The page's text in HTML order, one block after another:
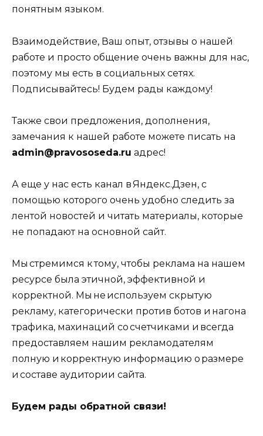
понятным языком.
Взаимодействие, Ваш опыт, отзывы о нашей
работе и просто общение очень важны для нас,
поэтому мы есть в социальных сетях.
Подписывайтесь! Будем рады каждому!
Также свои предложения, дополнения,
замечания к нашей работе можете писать на
admin@pravososeda.ru адрес!
А еще у нас есть канал в Яндекс.Дзен, с
помощью которого очень удобно следить за
лентой новостей и читать материалы, которые
не попадают на основной сайт.
Мы стремимся к тому, чтобы реклама на нашем
ресурсе была этичной, эффективной и
корректной. Мы не используем скрытую
рекламу, категорически против ботов и нагона
трафика, махинаций со счетчиками и всегда
предоставляем нашим рекламодателям
полную и корректную информацию о размере
и составе аудитории сайта.
Будем рады обратной связи!